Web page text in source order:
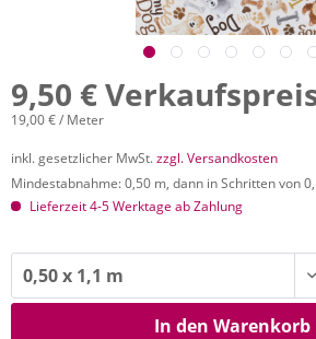
9,50 €
19,00 € / Meter
inkl. gesetzlicher MwSt.zzgl. Versandkosten
Mindestabnahme: 0,50 m, dann in Schritten von
Lieferzeit 4-5 Werktage ab Zahlung
In den Warenkorb